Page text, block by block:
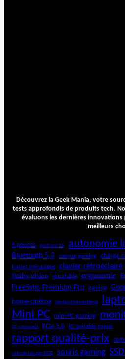
Découvrez la Geek Mania, votre
tests approfondis de produits tech.
évaluons les dernières innovations
meilleurs
6 pouces Android 15 autonomie
Bluetooth 5.3 casque gaming charge
clavier mécanique clavier rétroéclairé
Dolby Vision durabilité ergonomie
FreeSync Premium Pro
gaming
home cinéma laptop bureautique
Mini PC mini PC gaming
PC compact PCIe 5.0 PC portable gamer
rapport qualité-prix
rétroéclairage RGB souris gaming